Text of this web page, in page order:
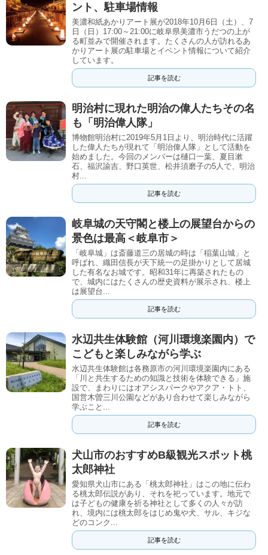
ント、駐車場情報
美濃和紙あかりアート展が2018年10月6日（土）、7
日（日）17:00～21:00に岐阜県美濃市うだつの上が
る町並みで開催されます。たくさんの人が訪れるあ
かりアート展の駐車場とイベント情報について紹介
しています。
記事を読む
明治村に現れた明治の偉人たちその名
も「明治偉人隊」
博物館明治村に2019年5月1日より、明治時代に活躍
した偉人たちが現れて「明治偉人隊」として活動を
始めました。今回のメンバーは樋口一葉、夏目漱
石、福沢諭吉、野口英世、松井須磨子の5人で、明治
村...
記事を読む
岐阜城の天守閣と楼上の展望台からの
景色は最高＜岐阜市＞
「岐阜城」は斎藤道三の居城の時は「稲葉山城」と
呼ばれ、織田信長が天下統一の足掛かりとして居城
した有名なお城です。昭和31年に再築されたもの
で、城内にはたくさんの歴史資料が展示され、楼上
は展望台...
記事を読む
水辺共生体験館（河川環境楽園内）で
こどもと楽しみながら学ぶ
水辺共生体験館は各務原市の河川環境楽園内にある
「川と共生するための知識と技術を体験できる」施
設で、まわりにはオアシスパークやアクア・トト、
国営木曽三川公園などがあり合わせて楽しみながら
学ぶこと...
記事を読む
犬山市のおすすめB級観光スポット桃
太郎神社
愛知県犬山市にある「桃太郎神社」はこの地に伝わ
る桃太郎伝説があり、それを祀っています。地元で
は子どもの健康を祈る神社として多くの人々が訪
れ、境内には桃太郎をはじめ鬼や犬、サル、キジな
どのコンク...
記事を読む